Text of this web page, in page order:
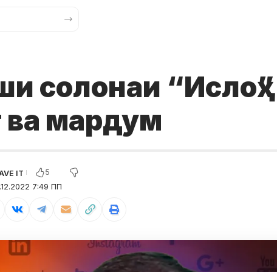
солонаи
ва мардум
7:49 ПП
5